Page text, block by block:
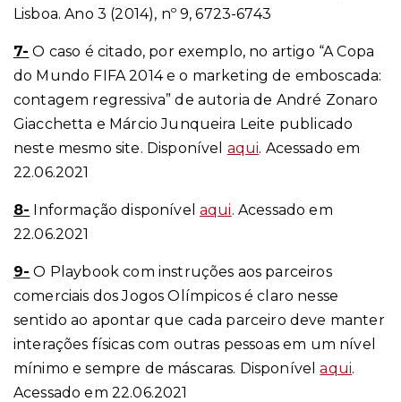
Lisboa. Ano 3 (2014), nº 9, 6723-6743
7- O caso é citado, por exemplo, no artigo “A Copa
do Mundo FIFA 2014 e o marketing de emboscada:
contagem regressiva” de autoria de André Zonaro
Giacchetta e Márcio Junqueira Leite publicado
neste mesmo site. Disponível aqui. Acessado em
22.06.2021
8- Informação disponívelaqui. Acessado em
22.06.2021
9- O Playbook com instruções aos parceiros
comerciais dos Jogos Olímpicos é claro nesse
sentido ao apontar que cada parceiro deve manter
interações físicas com outras pessoas em um nível
mínimo e sempre de máscaras. Disponívelaqui.
Acessado em 22.06.2021